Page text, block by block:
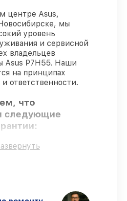
центре Asus,
мы
уровень
и сервисной
владельцев
Asus P7H55. Наши
на принципах
ответственности.
что
следующие
обязательное